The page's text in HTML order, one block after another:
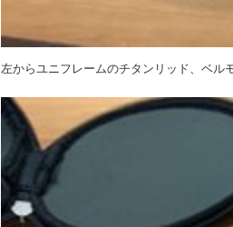
左からユニフレームのチタンリッド、ベル